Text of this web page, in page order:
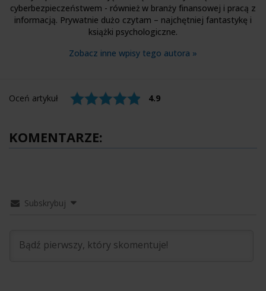
cyberbezpieczeństwem - również w branży finansowej i pracą z
informacją. Prywatnie dużo czytam – najchętniej fantastykę i
książki psychologiczne.
Zobacz inne wpisy tego autora »
Oceń artykuł 4.9
KOMENTARZE:
Subskrybuj